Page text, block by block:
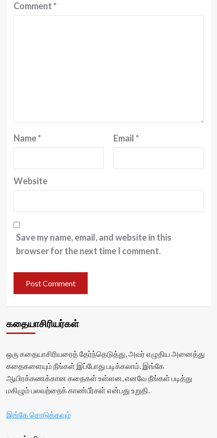
Comment*
Name* Email*
Website
Save my name, email, and website in this
browser for the next time I comment.
கதையாசிரியர்கள்
ஒரு கதையாசிரியரைத் தேர்ந்தெடுத்து, அவர் எழுதிய அனைத்து
கதைகளையும் நீங்கள் இப்போது படிக்கலாம். இங்கே
ஆயிரக்கணக்கான கதைகள் உள்ளன, எனவே நீங்கள் படித்து
மகிழும் பலவற்றைக் காண்பீர்கள் என்பது உறுதி.
இங்கே சொடுக்கவும்